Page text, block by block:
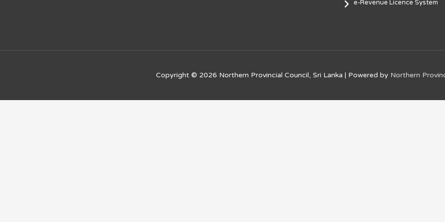
e-Revenue Licence System
Copyright © 2026 Northern Provincial Council, Sri Lanka | Powered by Northern